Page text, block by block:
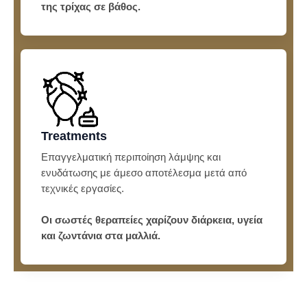
της τρίχας σε βάθος.
Treatments
Επαγγελματική περιποίηση λάμψης και
ενυδάτωσης με άμεσο αποτέλεσμα μετά από
τεχνικές εργασίες.
Οι σωστές θεραπείες χαρίζουν διάρκεια, υγεία
και ζωντάνια στα μαλλιά.